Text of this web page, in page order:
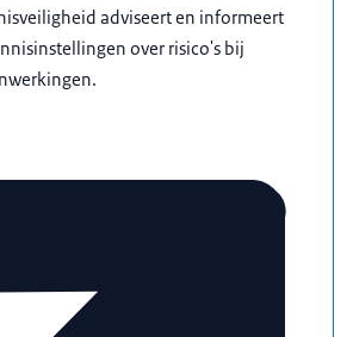
adviseert en informeert
over risico's bij